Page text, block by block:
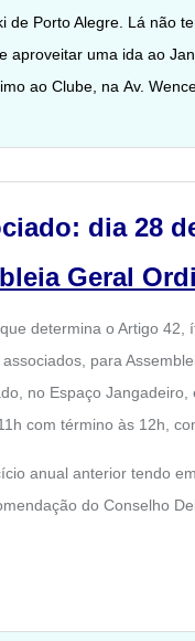
de Porto Alegre. Lá não
aproveitar uma ida ao
ao Clube, na Av.
dia 28
Geral
determina o Artigo 42,
para
no Espaço
com término às 12h,
anual anterior tendo
do Conselho